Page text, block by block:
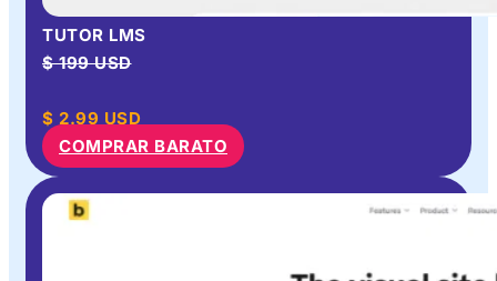
TUTOR LMS
$ 199 USD
$ 2.99 USD
COMPRAR BARATO